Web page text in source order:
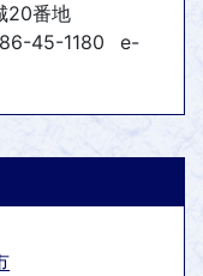
20番地
45-1180
e-